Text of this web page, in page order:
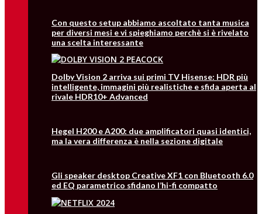
Con questo setup abbiamo ascoltato tanta musica
per diversi mesi e vi spieghiamo perchè si è rivelato
una scelta interessante
Dolby Vision 2 arriva sui primi TV Hisense: HDR più
intelligente, immagini più realistiche e sfida aperta al
rivale HDR10+ Advanced
Hegel H200 e A200: due amplificatori quasi identici,
ma la vera differenza è nella sezione digitale
Gli speaker desktop Creative XF1 con Bluetooth 6.0
ed EQ parametrico sfidano l’hi-fi compatto